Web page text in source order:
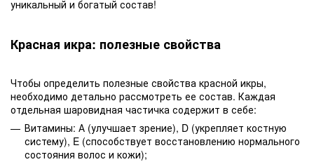
уникальный и богатый состав!
Красная икра: полезные свойства
Чтобы определить полезные свойства красной икры,
необходимо детально рассмотреть ее состав. Каждая
отдельная шаровидная частичка содержит в себе:
Витамины: А (улучшает зрение), D (укрепляет костную
систему), E (способствует восстановлению нормального
состояния волос и кожи);